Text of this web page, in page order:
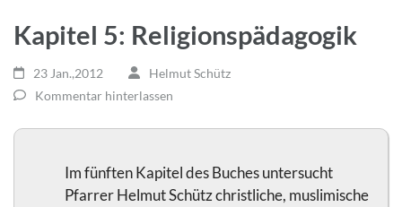
Kapitel 5: Religionspädagogik
23 Jan.,2012
Helmut Schütz
Kommentar hinterlassen
Im fünften Kapitel des Buches untersucht
Pfarrer Helmut Schütz christliche, muslimische